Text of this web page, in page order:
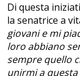
Di questa
la senatrice a
giovani e mi
loro abbiano
sempre quello
unirmi a